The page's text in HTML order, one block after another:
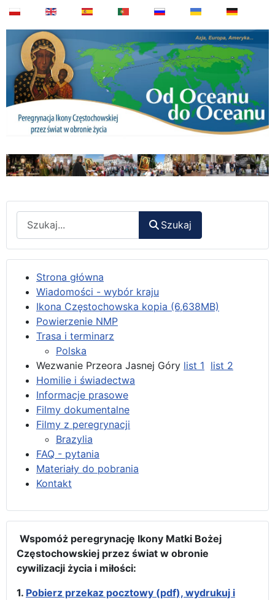
Szukaj
Strona główna
Wiadomości - wybór kraju
Ikona Częstochowska kopia (6,638MB)
Powierzenie NMP
Trasa i terminarz
Polska
Wezwanie Przeora Jasnej Góry list 1 list 2
Homilie i świadectwa
Informacje prasowe
Filmy dokumentalne
Filmy z peregrynacji
Brazylia
FAQ - pytania
Materiały do pobrania
Kontakt
Wspomóż peregrynację Ikony Matki Bożej
Częstochowskiej przez świat w obronie
cywilizacji życia i miłości:
1. Pobierz przekaz pocztowy (pdf), wydrukuj i